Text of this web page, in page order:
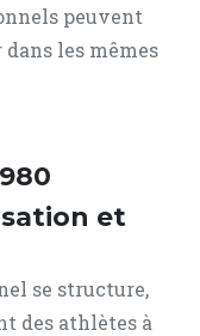
peuvent
les mêmes
et
se structure,
des athlètes à